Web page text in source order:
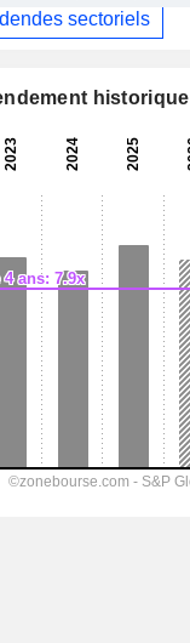
sectoriels
historique